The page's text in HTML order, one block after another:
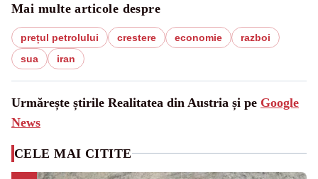
Mai multe articole despre
prețul petrolului crestere economie
razboi
sua
iran
Urmărește știrile Realitatea din Austria și pe Google
News
CELE MAI CITITE